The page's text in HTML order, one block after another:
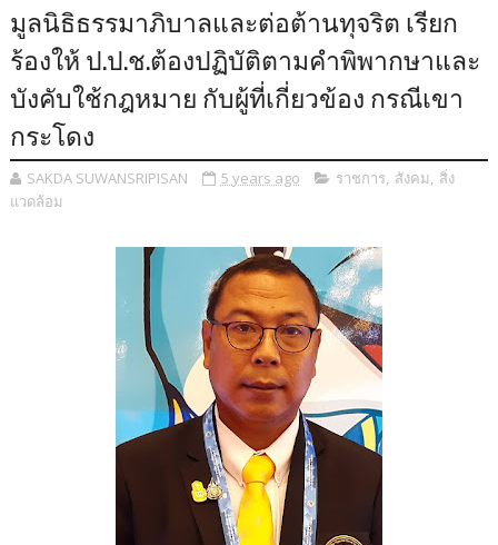
มูลนิธิธรรมาภิบาลและต่อต้านทุจริต เรียก
ร้องให้ ป.ป.ช.ต้องปฏิบัติตามคำพิพากษาและ
บังคับใช้กฎหมาย กับผู้ที่เกี่ยวข้อง กรณีเขา
กระโดง
SAKDA SUWANSRIPISAN 5 years ago ราชการ, สังคม, สิ่ง
แวดล้อม